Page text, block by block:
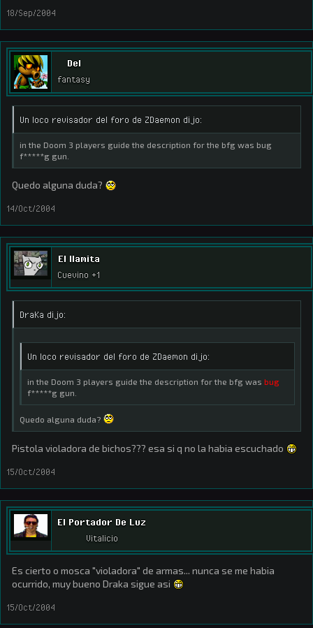
18/Sep/2004
Del
fantasy
Un loco revisador del foro de ZDaemon dijo:
in the Doom 3 players guide the description for the bfg was bug
f*****g gun.
Quedo alguna duda?
14/Oct/2004
El llamita
Cuevino +1
DraKa dijo:
Un loco revisador del foro de ZDaemon dijo:
in the Doom 3 players guide the description for the bfg was bug
f*****g gun.
Quedo alguna duda?
Pistola violadora de bichos??? esa si q no la habia escuchado
15/Oct/2004
El Portador De Luz
Vitalicio
Es cierto o mosca "violadora" de armas... nunca se me habia
ocurrido, muy bueno Draka sigue asi
15/Oct/2004